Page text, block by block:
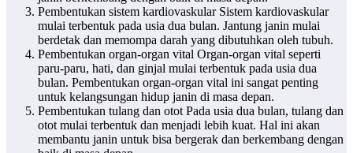
Pembentukan sistem kardiovaskular Sistem kardiovaskular
mulai terbentuk pada usia dua bulan. Jantung janin mulai
berdetak dan memompa darah yang dibutuhkan oleh tubuh.
Pembentukan organ-organ vital Organ-organ vital seperti
paru-paru, hati, dan ginjal mulai terbentuk pada usia dua
bulan. Pembentukan organ-organ vital ini sangat penting
untuk kelangsungan hidup janin di masa depan.
Pembentukan tulang dan otot Pada usia dua bulan, tulang dan
otot mulai terbentuk dan menjadi lebih kuat. Hal ini akan
membantu janin untuk bisa bergerak dan berkembang dengan